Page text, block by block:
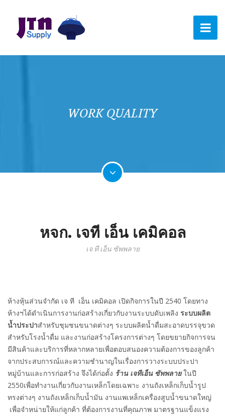
WORK QUALITY
หจก. เจที เอ็น เคมิคอล
เจ ที เอ็น ซัพพลาย
ห้างหุ้นส่วนจำกัด เจ ที เอ็น เคมิคอล เปิดกิจการในปี 2540 โดยทาง
ห้างฯได้ดำเนินการงานก่อสร้างเกี่ยวกับงานระบบดับเพลิง ระบบผลิต
น้ำประปาสำหรับชุมชนขนาดต่างๆ ระบบผลิตน้ำดื่มสะอาดบรรจุขวด
สำหรับโรงน้ำดื่ม และงานก่อสร้างโครงการต่างๆ โดยขยายกิจการจน
มีสินค้าและบริการที่หลากหลายเพื่อตอบสนองความต้องการของลูกค้า
จากประสบการณ์และความชำนาญในเรื่องการวางระบบประปา
หมู่บ้านและการก่อสร้าง จึงได้ก่อตั้ง ร้าน เจทีเอ็น ซัพพลายในปี
2550เพื่อทำงานเกี่ยวกับงานเหล็กโดยเฉพาะ งานถังเหล็กเก็บน้ำรูป
ทรงต่างๆ งานถังเหล็กเก็บน้ำมัน งานแพเหล็กเครื่องสูบน้ำขนาดใหญ่
เพื่อจำหน่ายให้แก่ลูกค้า ที่ต้องการงานที่คุณภาพ มาตรฐานแข็งแรง